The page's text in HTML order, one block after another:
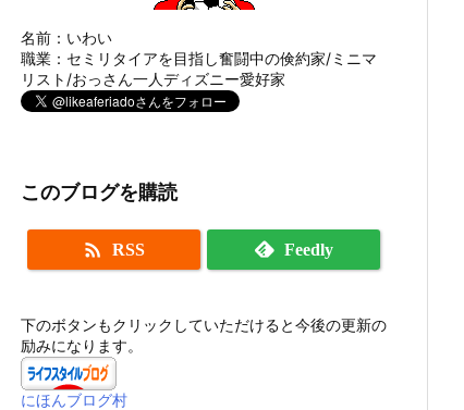
名前：いわい
職業：セミリタイアを目指し奮闘中の倹約家/ミニマ
リスト/おっさん一人ディズニー愛好家
このブログを購読
 RSS Feedly
下のボタンもクリックしていただけると今後の更新の
励みになります。
にほんブログ村